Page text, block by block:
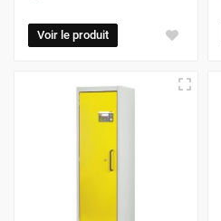
Voir le produit